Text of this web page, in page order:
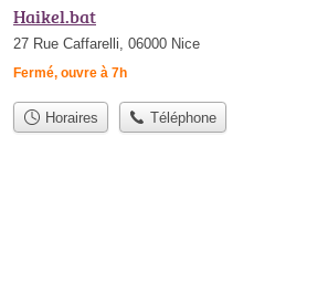
Haikel.bat
27 Rue Caffarelli, 06000 Nice
Fermé, ouvre à 7h
Horaires Téléphone